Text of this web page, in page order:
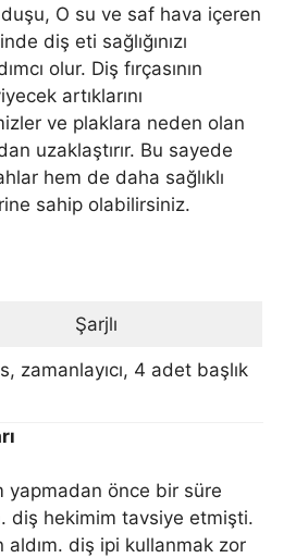
O su ve saf hava içeren
diş eti sağlığınızı
olur. Diş fırçasının
artıklarını
ve plaklara neden olan
uzaklaştırır. Bu sayede
hem de daha sağlıklı
sahip olabilirsiniz.
Şarjlı
zamanlayıcı, 4 adet başlık
yapmadan önce bir süre
diş hekimim tavsiye etmişti.
aldım. diş ipi kullanmak zor